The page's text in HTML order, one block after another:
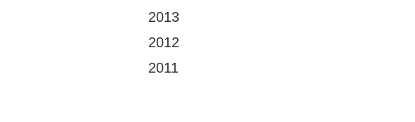
2013
2012
2011